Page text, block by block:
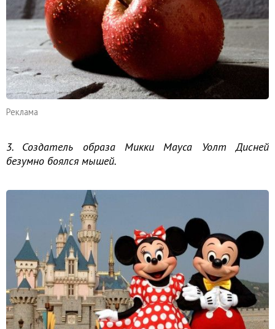
Реклама
3. Создатель образа Микки Мауса Уолт Дисней
безумно боялся мышей.